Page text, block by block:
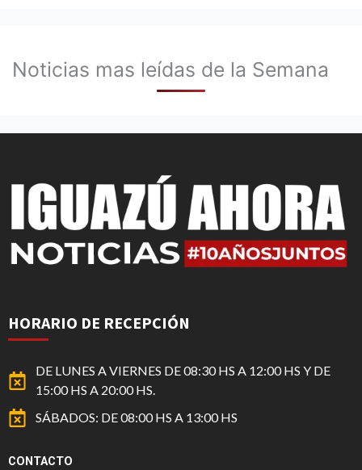
Noticias mas leídas de la Semana
HORARIO DE RECEPCIÓN
DE LUNES A VIERNES DE 08:30 HS A 12:00 HS Y DE
15:00 HS A 20:00 HS.
SÁBADOS: DE 08:00 HS A 13:00 HS
CONTACTO